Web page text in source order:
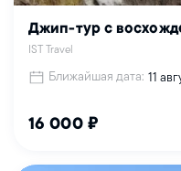
Джип-тур с
IST Travel
Ближайшая дата: 11
16 000 ₽